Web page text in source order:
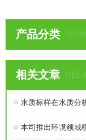
产品分类
相关文章
水质标样在水质分